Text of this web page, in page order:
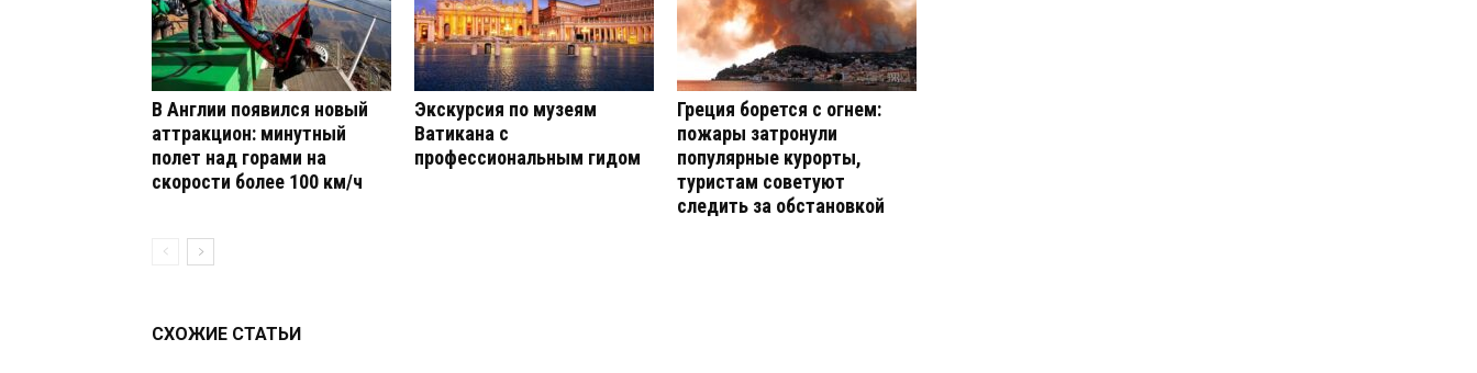
В Англии появился новый
аттракцион: минутный
полет над горами на
скорости более 100 км/ч
Экскурсия по музеям
Ватикана с
профессиональным гидом
Греция борется с огнем:
пожары затронули
популярные курорты,
туристам советуют
следить за обстановкой
СХОЖИЕ СТАТЬИ